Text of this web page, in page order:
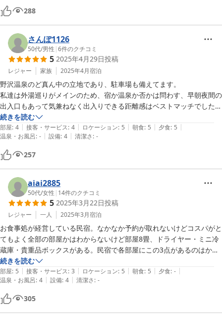
おひつにご飯茶碗３杯はあるご飯。大満足。
朝食は、数多くの小鉢に味噌汁、おひつにご飯茶碗３杯はあるご飯。ど
れもとても美味しく
大満足。
チェックアウト時に次回の予約もさせて頂きありがとうございました。
288
さんぽ1126
50代/男性 |6件のクチコミ
5 2025年4月29日投稿
レジャー 家族 2025年4月宿泊
野沢温泉のど真ん中の立地であり、駐車場も備えてます。
私達は外湯巡りがメインのため、宿か温泉か否かは問わす、早朝夜間の
出入口もあって気兼ねなく出入りできる距離感はベストマッチでした。
食事については、一階で飲食店を経営している宿であり、品数も味も合
格点。
ＧＷで立地もよく、距離感、食事量も良く、且つとても値段が安い！
今回て５回目の野沢温泉でしたが、今までの中で文句無し１番でまたお
世話になりたいと思います。
続きを読む
部屋: 4 | 接客・サービス: 4 | ロケーション: 5 | 朝食: 5 | 夕食: 5 |
温泉・お風呂: - | 設備: 4 | 清潔さ: -
257
aiai2885
50代/女性 | 14件のクチコミ
5 2025年3月22日投稿
レジャー 一人 2025年3月宿泊
お食事処が経営している民宿。なかなか予約が取れないけどコスパがと
てもよく全部の部屋かはわからないけど部屋8畳、ドライヤー・ミニ冷
蔵庫・貴重品ボックスがある。民宿で各部屋にこの3点があるのはかな
りレアな気がする。ドライヤーはフロントで貸し出しっていう民宿もあ
るので。タオルは共同スペースに取りに行く形で合理的。お風呂は2つ
内湯があり貸し切り。どちらも入れても1人か、1人プラス子供1人、と
いうサイズ。石の浴槽でお湯は温泉じゃないけど石の効果なのかまろや
かな気がする。シャンプー・リンス・ボディシャンプーと3点。リンス
インシャンプーの民宿が多いのでここもポイント高い。女性には刺さる
続きを読む
部屋: 5 | 接客・サービス: 3 | ロケーション: 5 | 朝食: 5 | 夕食: - |
温泉・お風呂: 4 | 設備: 4 | 清潔さ: -
305